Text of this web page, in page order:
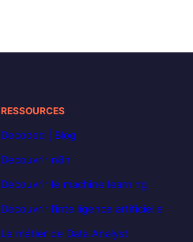
RESSOURCES
Decoded | Blog
Découvrir n8n
Découvrir le machine learning
Découvrir l’intelligence artificielle
Le métier de Data Analyst